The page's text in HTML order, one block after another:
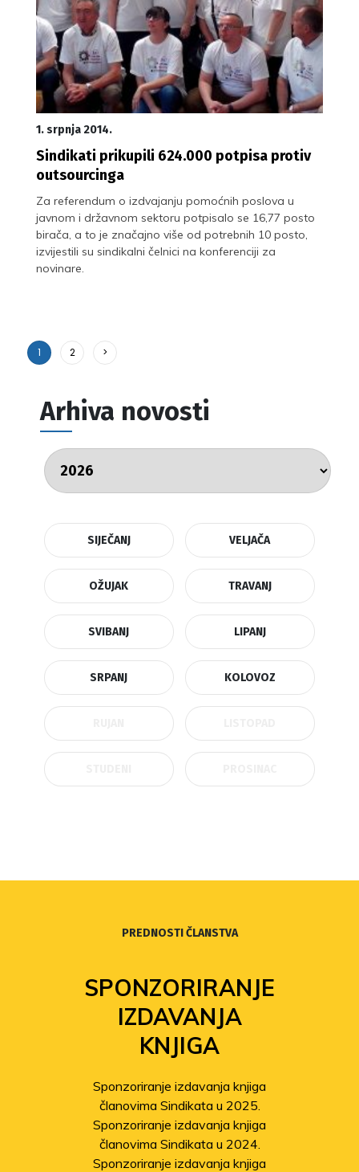
1. srpnja 2014.
Sindikati prikupili 624.000 potpisa protiv
outsourcinga
Za referendum o izdvajanju pomoćnih poslova u
javnom i državnom sektoru potpisalo se 16,77 posto
birača, a to je značajno više od potrebnih 10 posto,
izvijestili su sindikalni čelnici na konferenciji za
novinare.
1 2 >
Arhiva novosti
SIJEČANJ VELJAČA
OŽUJAK TRAVANJ
SVIBANJ LIPANJ
SRPANJ KOLOVOZ
PREDNOSTI ČLANSTVA
SPONZORIRANJE
IZDAVANJA
KNJIGA
Sponzoriranje izdavanja knjiga
članovima Sindikata u 2025.
Sponzoriranje izdavanja knjiga
članovima Sindikata u 2024.
Sponzoriranje izdavanja knjiga